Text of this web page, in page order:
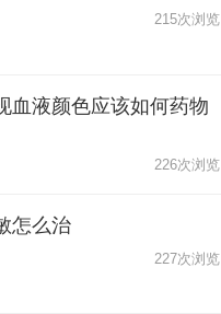
215次浏览
血液颜色应该如何药物
226次浏览
怎么治
227次浏览